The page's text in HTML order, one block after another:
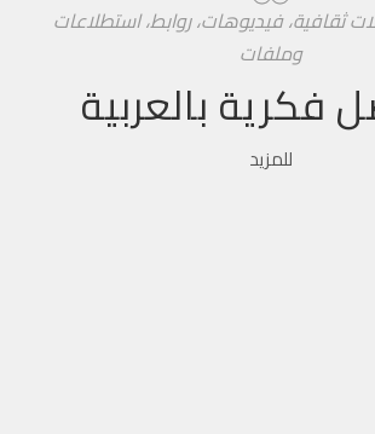
ثقافية، فيديوهات، روابط، استطلاعات
وملفات
فكرية بالعربية
للمزيد